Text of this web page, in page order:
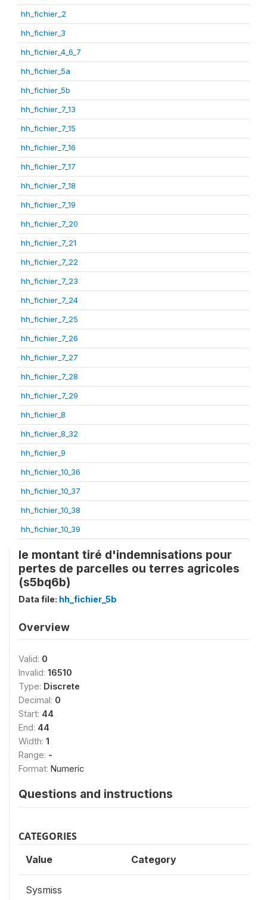
hh_fichier_2
hh_fichier_3
hh_fichier_4_6_7
hh_fichier_5a
hh_fichier_5b
hh_fichier_7_13
hh_fichier_7_15
hh_fichier_7_16
hh_fichier_7_17
hh_fichier_7_18
hh_fichier_7_19
hh_fichier_7_20
hh_fichier_7_21
hh_fichier_7_22
hh_fichier_7_23
hh_fichier_7_24
hh_fichier_7_25
hh_fichier_7_26
hh_fichier_7_27
hh_fichier_7_28
hh_fichier_7_29
hh_fichier_8
hh_fichier_8_32
hh_fichier_9
hh_fichier_10_36
hh_fichier_10_37
hh_fichier_10_38
hh_fichier_10_39
le montant tiré d'indemnisations pour
pertes de parcelles ou terres agricoles
(s5bq6b)
Data file: hh_fichier_5b
Overview
Valid: 0
Invalid: 16510
Type: Discrete
Decimal: 0
Start: 44
End: 44
Width: 1
Range: -
Format: Numeric
Questions and instructions
CATEGORIES
Value Category
Sysmiss